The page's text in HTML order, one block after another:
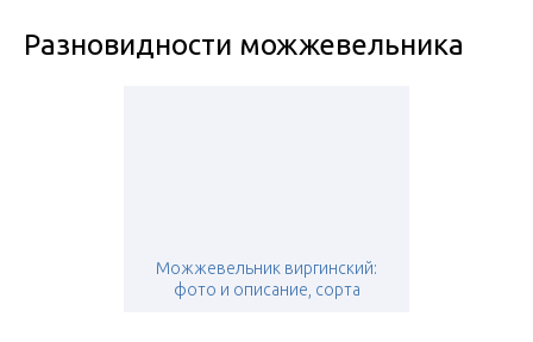
Разновидности можжевельника
Можжевельник виргинский:
фото и описание, сорта